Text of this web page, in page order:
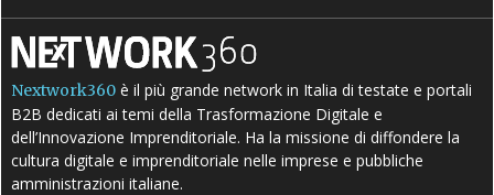
Nextwork360 è il più grande network in Italia di testate e portali
B2B dedicati ai temi della Trasformazione Digitale e
dell’Innovazione Imprenditoriale. Ha la missione di diffondere la
cultura digitale e imprenditoriale nelle imprese e pubbliche
amministrazioni italiane.